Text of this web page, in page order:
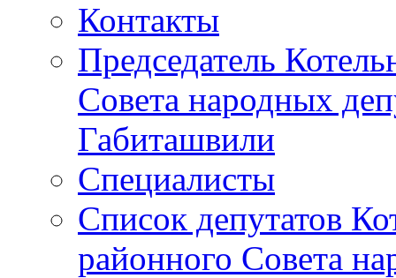
Контакты
Председатель
Совета народных
Габиташвили
Специалисты
Список депутатов
районного Совета